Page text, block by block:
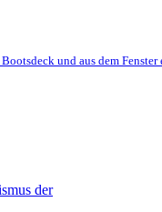
und aus dem Fenster
der